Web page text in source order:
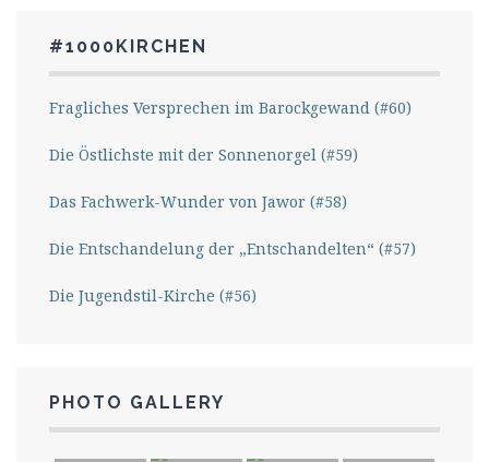
#1000KIRCHEN
Fragliches Versprechen im Barockgewand (#60)
Die Östlichste mit der Sonnenorgel (#59)
Das Fachwerk-Wunder von Jawor (#58)
Die Entschandelung der „Entschandelten“ (#57)
Die Jugendstil-Kirche (#56)
PHOTO GALLERY